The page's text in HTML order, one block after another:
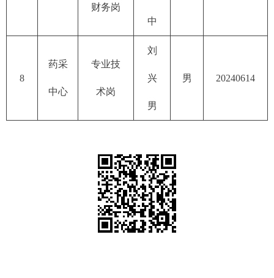
财务岗
中
8
药采
中心
专业技
术岗
刘
兴
男
男 20240614